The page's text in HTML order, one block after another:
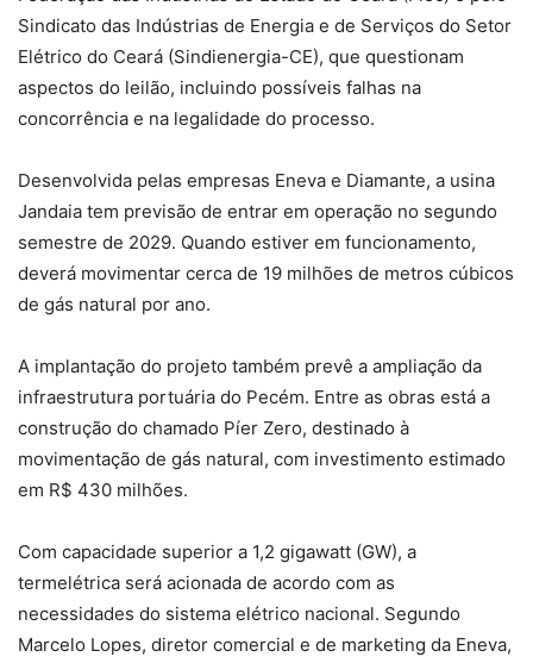
Sindicato das Indústrias de Energia e de Serviços do Setor
Elétrico do Ceará (Sindienergia-CE), que questionam
aspectos do leilão, incluindo possíveis falhas na
concorrência e na legalidade do processo.
Desenvolvida pelas empresas Eneva e Diamante, a usina
Jandaia tem previsão de entrar em operação no segundo
semestre de 2029. Quando estiver em funcionamento,
deverá movimentar cerca de 19 milhões de metros cúbicos
de gás natural por ano.
A implantação do projeto também prevê a ampliação da
infraestrutura portuária do Pecém. Entre as obras está a
construção do chamado Píer Zero, destinado à
movimentação de gás natural, com investimento estimado
em R$ 430 milhões.
Com capacidade superior a 1,2 gigawatt (GW), a
termelétrica será acionada de acordo com as
necessidades do sistema elétrico nacional. Segundo
Marcelo Lopes, diretor comercial e de marketing da Eneva,